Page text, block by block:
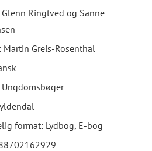
Ringtved og Sanne
Greis-Rosenthal
format: Lydbog, E-bog